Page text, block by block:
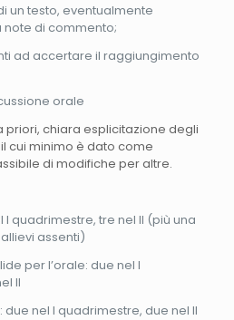
un testo, eventualmente
di commento;
ad accertare il raggiungimento
orale
priori, chiara esplicitazione degli
cui minimo è dato come
di modifiche per altre.
quadrimestre, tre nel II (più una
assenti)
per l’orale: due nel I
II
nel I quadrimestre, due nel II